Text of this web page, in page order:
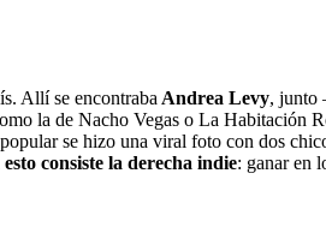
Allí se encontraba Andrea Levy, junto
la de Nacho Vegas o La Habitación
se hizo una viral foto con dos
esto consiste la derecha indie: ganar en